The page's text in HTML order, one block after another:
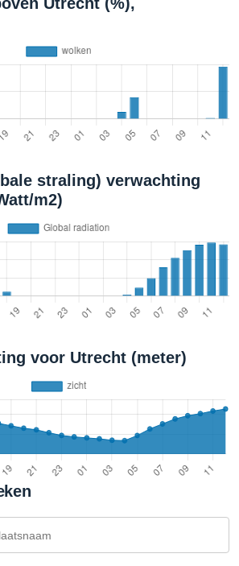
straling) verwachting
m2)
voor Utrecht (meter)